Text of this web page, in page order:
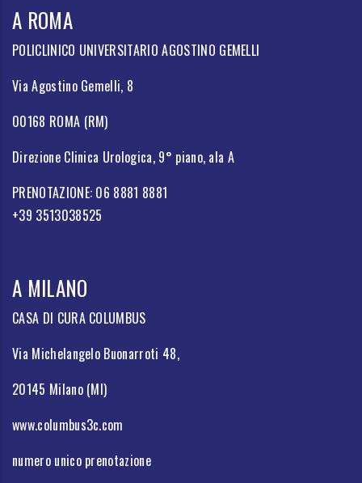
A ROMA
POLICLINICO UNIVERSITARIO AGOSTINO GEMELLI
Via Agostino Gemelli, 8
00168 ROMA (RM)
Direzione Clinica Urologica, 9° piano, ala A
PRENOTAZIONE: 06 8881 8881
+39 3513038525
A MILANO
CASA DI CURA COLUMBUS
Via Michelangelo Buonarroti 48,
20145 Milano (MI)
www.columbus3c.com
numero unico prenotazione